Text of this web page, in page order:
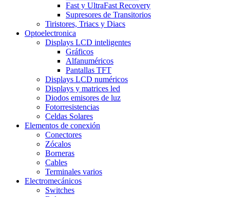
Fast y UltraFast Recovery
Supresores de Transitorios
Tiristores, Triacs y Diacs
Optoelectronica
Displays LCD inteligentes
Gráficos
Alfanuméricos
Pantallas TFT
Displays LCD numéricos
Displays y matrices led
Diodos emisores de luz
Fotorresistencias
Celdas Solares
Elementos de conexión
Conectores
Zócalos
Borneras
Cables
Terminales varios
Electromecánicos
Switches